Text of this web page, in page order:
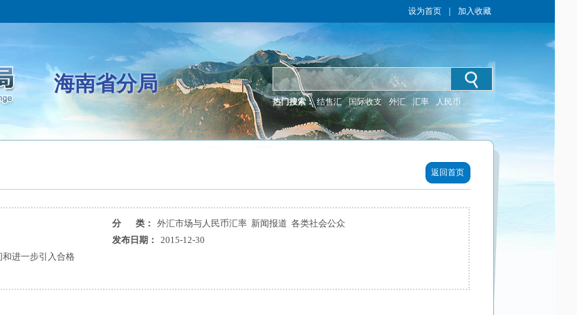
设为首页 加入收藏
海南省分局
热门搜索： 结售汇 国际收支 外汇 汇率 人民币
返回首页
分 类：
外汇市场与人民币汇率 新闻报道 各类社会公众
发布日期：
2015-12-30
进一步引入合格